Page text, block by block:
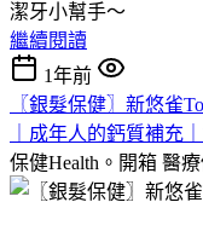
潔牙小幫手～
繼續閱讀
1年前
〖銀髮保健〗新悠雀
｜成年人的鈣質補充
保健Health。開箱 醫